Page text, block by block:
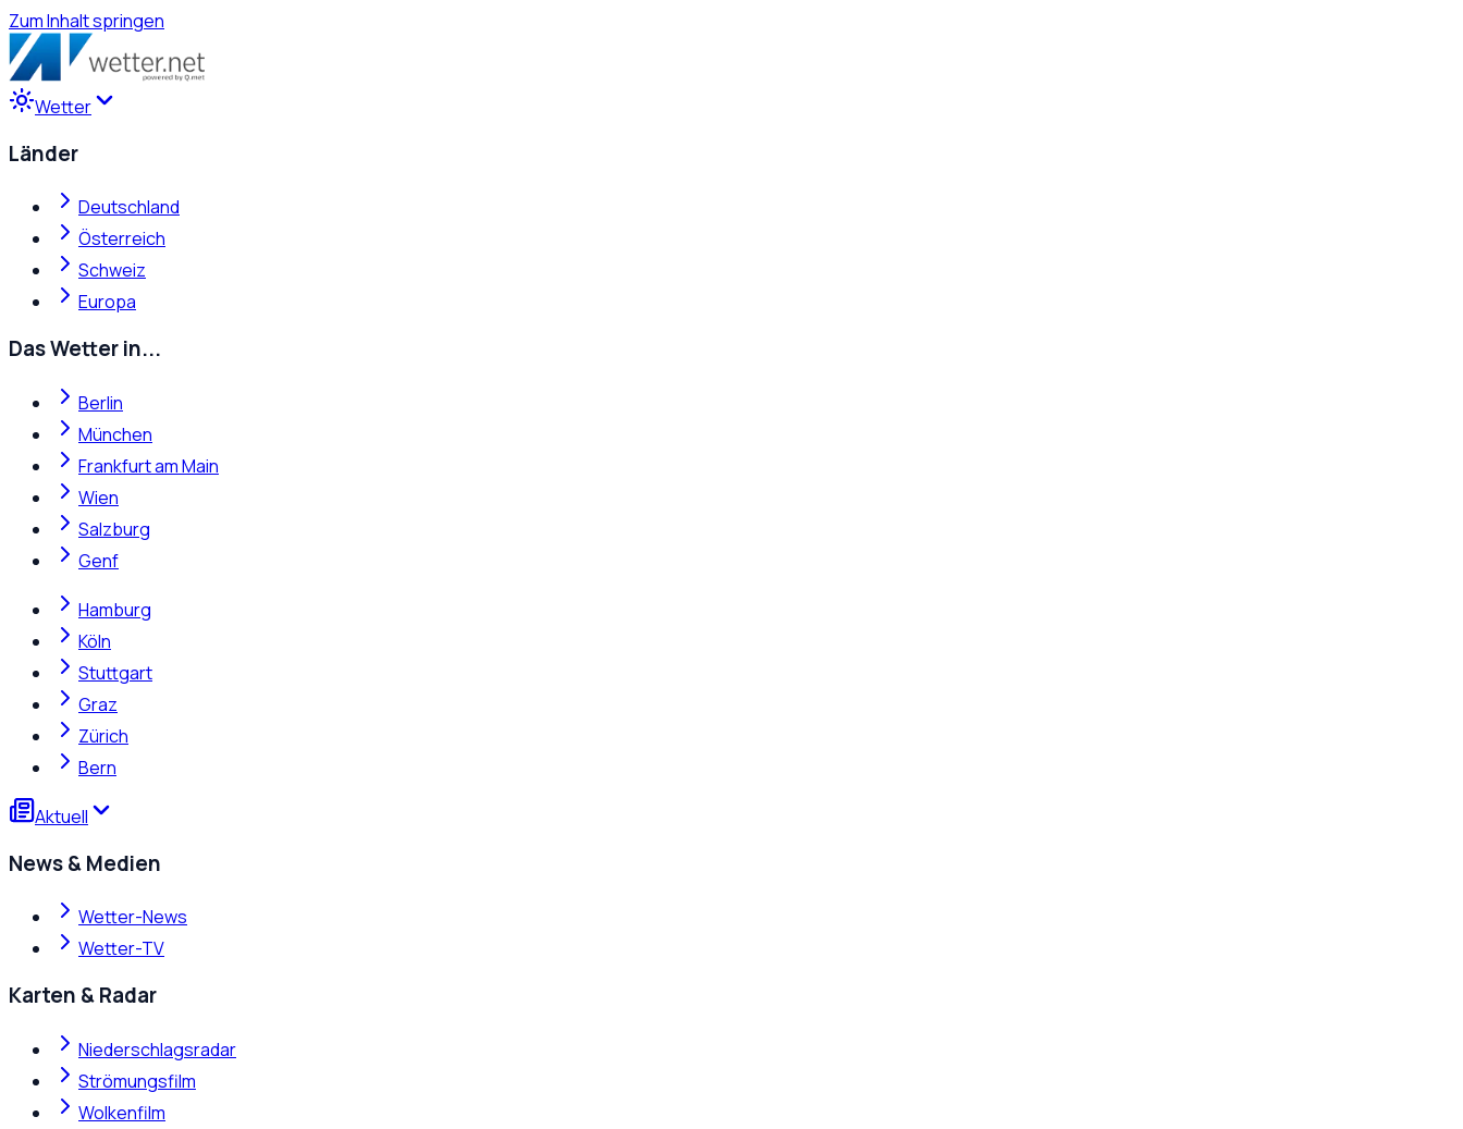
Zum Inhalt springen
Wetter
Länder
Deutschland
Österreich
Schweiz
Europa
Das Wetter in...
Berlin
München
Frankfurt am Main
Wien
Salzburg
Genf
Hamburg
Köln
Stuttgart
Graz
Zürich
Bern
Aktuell
News & Medien
Wetter-News
Wetter-TV
Karten & Radar
Niederschlagsradar
Strömungsfilm
Wolkenfilm